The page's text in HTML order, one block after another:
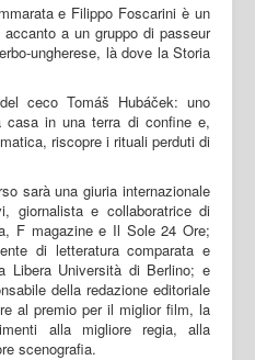
e Filippo Foscarini è un
a un gruppo di passeur
ungherese, là dove la Storia
ceco Tomáš Hubáček: uno
casa in una terra di confine e,
riscopre i rituali perduti di
sarà una giuria internazionale
giornalista e collaboratrice di
F magazine e Il Sole 24 Ore;
di letteratura comparata e
Libera Università di Berlino; e
della redazione editoriale
al premio per il miglior film, la
alla migliore regia, alla
scenografia.